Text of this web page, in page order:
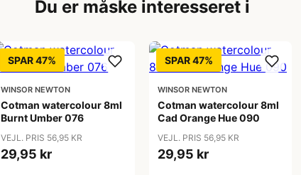
Du er måske interesseret i
SPAR 47%
WINSOR NEWTON
Cotman watercolour 8ml
Burnt Umber 076
VEJL. PRIS 56,95 KR
29,95 kr
SPAR 47%
WINSOR NEWTON
Cotman watercolour 8ml
Cad Orange Hue 090
VEJL. PRIS 56,95 KR
29,95 kr